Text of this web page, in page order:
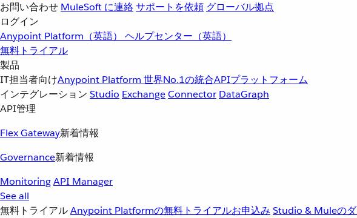
お問い合わせ MuleSoft に連絡サポートを依頼 グローバル拠点
ログイン
Anypoint Platform（英語） ヘルプセンター（英語）
無料トライアル
製品
IT担当者向けAnypoint Platform 世界No.1の統合APIプラットフォーム
インテグレーション Studio ExchangeConnector DataGraph
API管理
Flex Gateway新着情報
Governance新着情報
MonitoringAPI Manager
See all
無料トライアルAnypoint Platformの無料トライアルお申込み Studio & Muleの